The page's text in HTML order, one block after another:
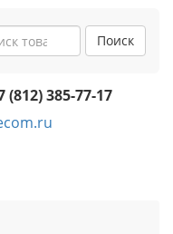
Поиск
(812) 385-77-17